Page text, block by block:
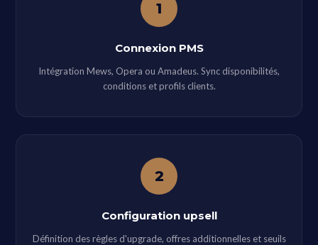
1
Connexion PMS
Intégration Mews, Opera ou Amadeus. Sync disponibilités,
conditions et profils clients.
2
Configuration upsell
Définition des règles d'upgrade, offres additionnelles et seuils